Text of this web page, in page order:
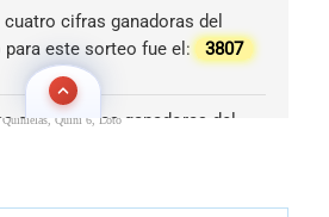
Quinielas, Quini 6, Loto